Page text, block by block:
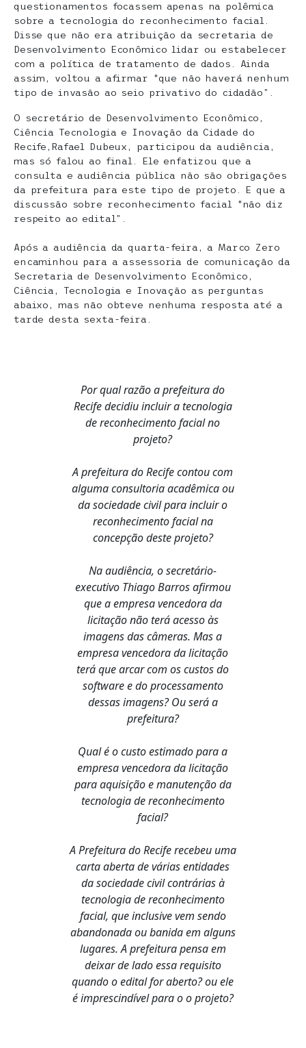
questionamentos focassem apenas na polêmica
sobre a tecnologia do reconhecimento facial.
Disse que não era atribuição da secretaria de
Desenvolvimento Econômico lidar ou estabelecer
com a política de tratamento de dados. Ainda
assim, voltou a afirmar “que não haverá nenhum
tipo de invasão ao seio privativo do cidadão”.
O secretário de Desenvolvimento Econômico,
Ciência Tecnologia e Inovação da Cidade do
Recife,Rafael Dubeux, participou da audiência,
mas só falou ao final. Ele enfatizou que a
consulta e audiência pública não são obrigações
da prefeitura para este tipo de projeto. E que a
discussão sobre reconhecimento facial “não diz
respeito ao edital”.
Após a audiência da quarta-feira, a Marco Zero
encaminhou para a assessoria de comunicação da
Secretaria de Desenvolvimento Econômico,
Ciência, Tecnologia e Inovação as perguntas
abaixo, mas não obteve nenhuma resposta até a
tarde desta sexta-feira.
Por qual razão a prefeitura do
Recife decidiu incluir a tecnologia
de reconhecimento facial no
projeto?
A prefeitura do Recife contou com
alguma consultoria acadêmica ou
da sociedade civil para incluir o
reconhecimento facial na
concepção deste projeto?
Na audiência, o secretário-
executivo Thiago Barros afirmou
que a empresa vencedora da
licitação não terá acesso às
imagens das câmeras. Mas a
empresa vencedora da licitação
terá que arcar com os custos do
software e do processamento
dessas imagens? Ou será a
prefeitura?
Qual é o custo estimado para a
empresa vencedora da licitação
para aquisição e manutenção da
tecnologia de reconhecimento
facial?
A Prefeitura do Recife recebeu uma
carta aberta de várias entidades
da sociedade civil contrárias à
tecnologia de reconhecimento
facial, que inclusive vem sendo
abandonada ou banida em alguns
lugares. A prefeitura pensa em
deixar de lado essa requisito
quando o edital for aberto? ou ele
é imprescindível para o o projeto?